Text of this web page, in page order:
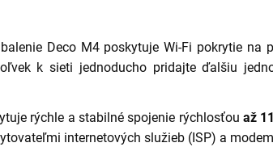
Deco M4 poskytuje Wi-Fi pokrytie na
k sieti jednoducho pridajte ďalšiu
rýchle a stabilné spojenie rýchlosťouaž
internetových služieb (ISP) a